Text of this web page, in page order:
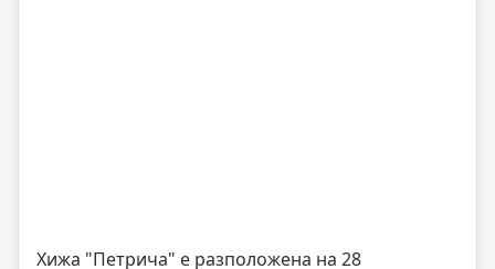
Хижа "Петрича" е разположена на 28